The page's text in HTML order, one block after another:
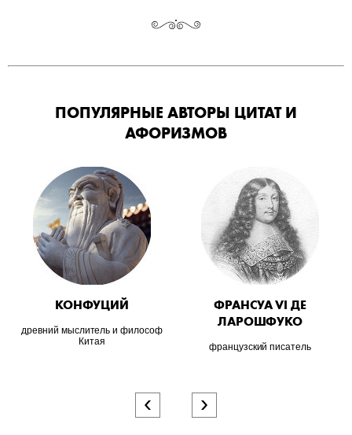
ПОПУЛЯРНЫЕ АВТОРЫ ЦИТАТ И
АФОРИЗМОВ
КОНФУЦИЙ
древний мыслитель и философ
Китая
ФРАНСУА VI ДЕ
ЛАРОШФУКО
французский писатель
‹ ›